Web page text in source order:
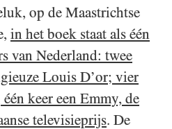
op de Maastrichtse
in het boek staat als één
van Nederland: twee
Louis D’or; vier
keer een Emmy, de
televisieprijs. De